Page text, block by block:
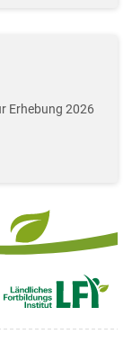
Erhebung 2026